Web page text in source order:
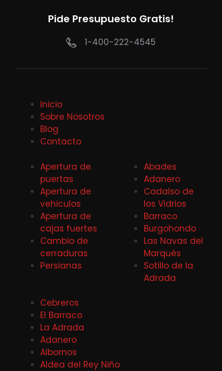
Pide Presupuesto Gratis!
1-400-222-4545
Inicio
Sobre Nosotros
Blog
Contacto
Apertura de
puertas
Apertura de
vehiculos
Apertura de
cajas fuertes
Cambio de
cerraduras
Persianas
Abades
Adanero
Cadalso de
los Vidrios
Barraco
Burgohondo
Las Navas del
Marqués
Sotillo de la
Adrada
Cebreros
El Barraco
La Adrada
Adanero
Albornos
Aldea del Rey Niño